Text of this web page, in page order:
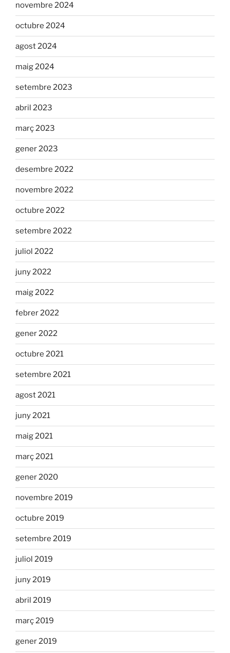
novembre 2024
octubre 2024
agost 2024
maig 2024
setembre 2023
abril 2023
març 2023
gener 2023
desembre 2022
novembre 2022
octubre 2022
setembre 2022
juliol 2022
juny 2022
maig 2022
febrer 2022
gener 2022
octubre 2021
setembre 2021
agost 2021
juny 2021
maig 2021
març 2021
gener 2020
novembre 2019
octubre 2019
setembre 2019
juliol 2019
juny 2019
abril 2019
març 2019
gener 2019